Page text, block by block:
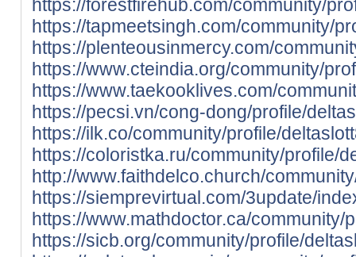
https://forestfirehub.com/community/
https://tapmeetsingh.com/community/
https://plenteousinmercy.com/
https://www.cteindia.org/community/
https://www.taekooklives.com/
https://pecsi.vn/cong-dong/profile/
https://ilk.co/community/profile/
https://coloristka.ru/community/profile/
http://www.faithdelco.church/
https://siemprevirtual.com/3update/
https://www.mathdoctor.ca/community/
https://sicb.org/community/profile/